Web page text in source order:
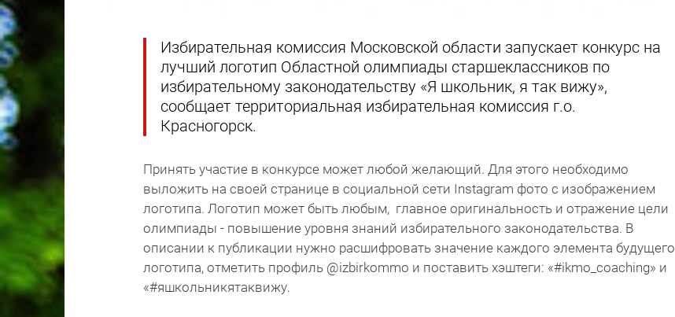
Избирательная комиссия Московской области запускает конкурс на
лучший логотип Областной олимпиады старшеклассников по
избирательному законодательству «Я школьник, я так вижу»,
сообщает территориальная избирательная комиссия г.о.
Красногорск.
Принять участие в конкурсе может любой желающий. Для этого необходимо
выложить на своей странице в социальной сети Instagram фото с изображением
логотипа. Логотип может быть любым, главное оригинальность и отражение цели
олимпиады - повышение уровня знаний избирательного законодательства. В
описании к публикации нужно расшифровать значение каждого элемента будущего
логотипа, отметить профиль @izbirkommo и поставить хэштеги: «#ikmo_coaching» и
«#яшкольникятаквижу.